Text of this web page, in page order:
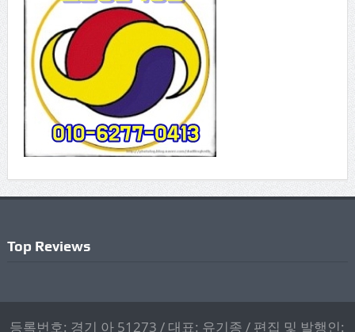
Top Reviews
등록번호: 경기 아 51273 / 대표: 유기종 / 편집 및 발행인: